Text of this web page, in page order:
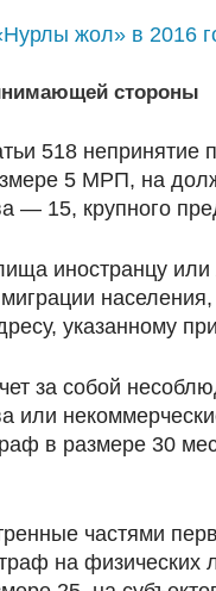
жол» в 2016
стороны
518
5 МРП, на
— 15, крупного
иностранцу или
указанному
за собой
или
в размере 30
частями
на физических